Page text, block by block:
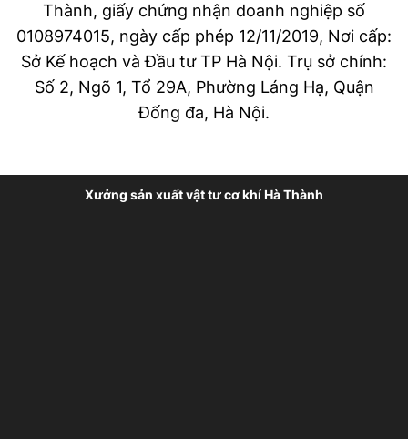
Thành, giấy chứng nhận doanh nghiệp số
0108974015, ngày cấp phép 12/11/2019, Nơi cấp:
Sở Kế hoạch và Đầu tư TP Hà Nội. Trụ sở chính:
Số 2, Ngõ 1, Tổ 29A, Phường Láng Hạ, Quận
Đống đa, Hà Nội.
Xưởng sản xuất vật tư cơ khí Hà Thành